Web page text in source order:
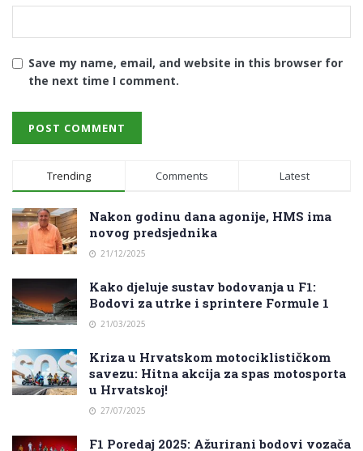
Save my name, email, and website in this browser for
the next time I comment.
Trending Comments Latest
Nakon godinu dana agonije, HMS ima
novog predsjednika
21/12/2025
Kako djeluje sustav bodovanja u F1:
Bodovi za utrke i sprintere Formule 1
21/03/2025
Kriza u Hrvatskom motociklističkom
savezu: Hitna akcija za spas motosporta
u Hrvatskoj!
27/07/2025
F1 Poredaj 2025: Ažurirani bodovi vozača